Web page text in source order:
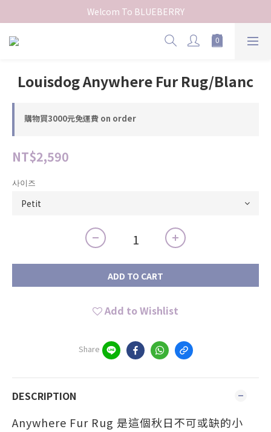
Welcom To BLUEBERRY
Louisdog Anywhere Fur Rug/Blanc
購物買3000元免運費 on order
NT$2,590
사이즈
ADD TO CART
Add to Wishlist
Share
DESCRIPTION
Anywhere Fur Rug 是這個秋日不可或缺的小